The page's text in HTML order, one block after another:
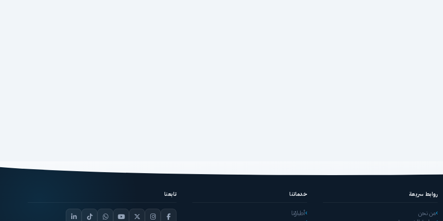
روابط سريعة
من نحن
خدماتنا
أطباؤنا
تابعنا